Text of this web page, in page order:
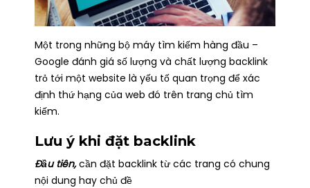
Một trong những bộ máy tìm kiếm hàng đầu –
Google đánh giá số lượng và chất lượng backlink
trỏ tới một website là yếu tố quan trọng để xác
định thứ hạng của web đó trên trang chủ tìm
kiếm.
Lưu ý khi đặt backlink
Đầu tiên,cần đặt backlink từ các trang có chung
nội dung hay chủ đề